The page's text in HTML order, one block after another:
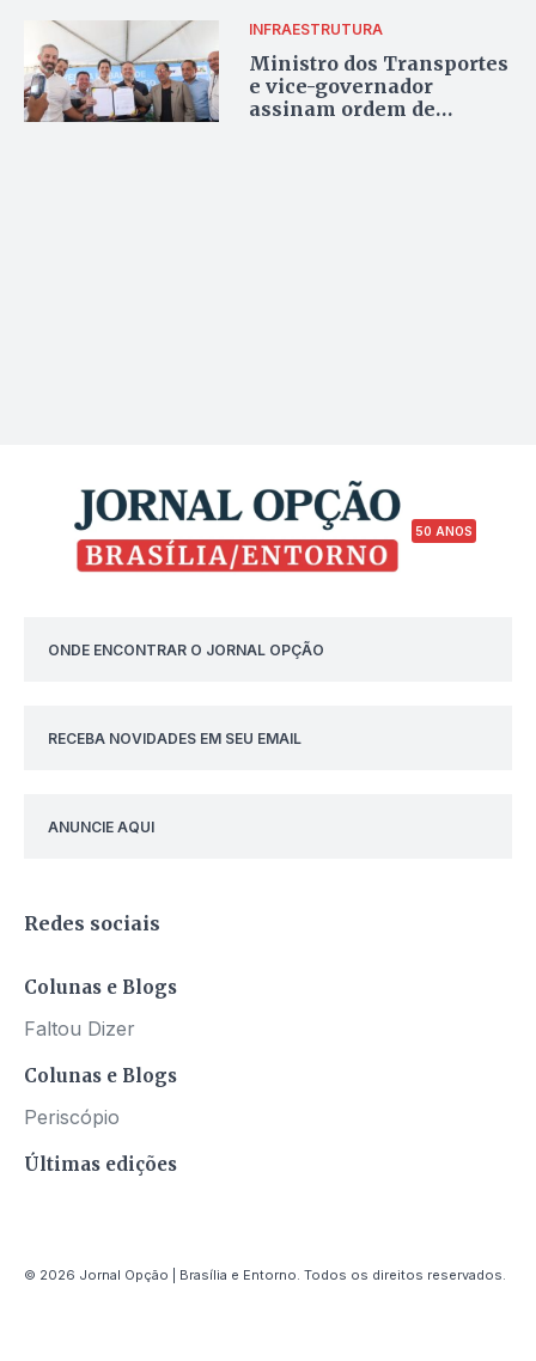
INFRAESTRUTURA
Ministro dos Transportes
e vice-governador
assinam ordem de
50 ANOS
ONDE ENCONTRAR O JORNAL OPÇÃO
RECEBA NOVIDADES EM SEU EMAIL
ANUNCIE AQUI
Redes sociais
Colunas e Blogs
Faltou Dizer
Colunas e Blogs
Periscópio
Últimas edições
© 2026 Jornal Opção | Brasília e Entorno. Todos os direitos reservados.